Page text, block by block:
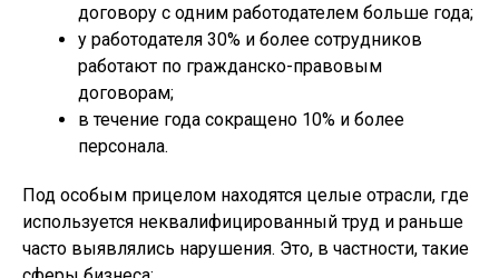
договору с одним работодателем больше года;
у работодателя 30% и более сотрудников
работают по гражданско-правовым
договорам;
в течение года сокращено 10% и более
персонала.
Под особым прицелом находятся целые отрасли, где
используется неквалифицированный труд и раньше
часто выявлялись нарушения. Это, в частности, такие